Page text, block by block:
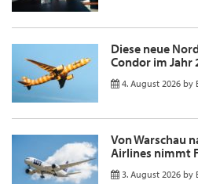
Diese neue
Condor im Jahr
4. August 2026 by
Von Warschau
Airlines nimmt
3. August 2026 by